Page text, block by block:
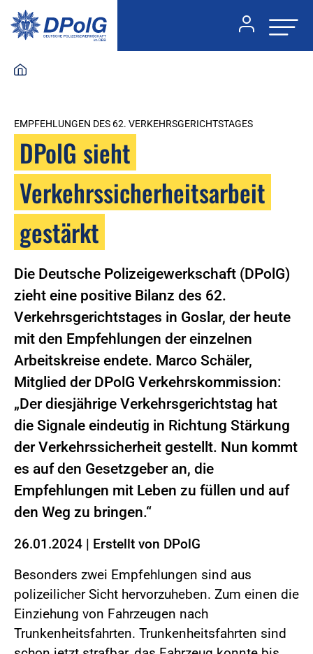
EMPFEHLUNGEN DES 62. VERKEHRSGERICHTSTAGES
DPolG sieht
Verkehrssicherheitsarbeit
gestärkt
Die Deutsche Polizeigewerkschaft (DPolG)
zieht eine positive Bilanz des 62.
Verkehrsgerichtstages in Goslar, der heute
mit den Empfehlungen der einzelnen
Arbeitskreise endete. Marco Schäler,
Mitglied der DPolG Verkehrskommission:
„Der diesjährige Verkehrsgerichtstag hat
die Signale eindeutig in Richtung Stärkung
der Verkehrssicherheit gestellt. Nun kommt
es auf den Gesetzgeber an, die
Empfehlungen mit Leben zu füllen und auf
den Weg zu bringen.“
26.01.2024 | Erstellt von DPolG
Besonders zwei Empfehlungen sind aus
polizeilicher Sicht hervorzuheben. Zum einen die
Einziehung von Fahrzeugen nach
Trunkenheitsfahrten. Trunkenheitsfahrten sind